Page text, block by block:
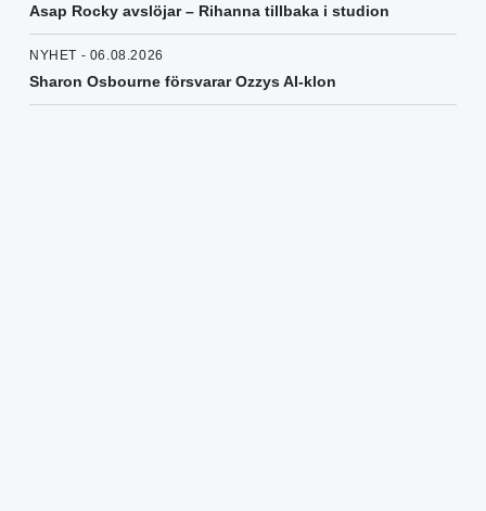
Asap Rocky avslöjar – Rihanna tillbaka i studion
NYHET - 06.08.2026
Sharon Osbourne försvarar Ozzys AI-klon